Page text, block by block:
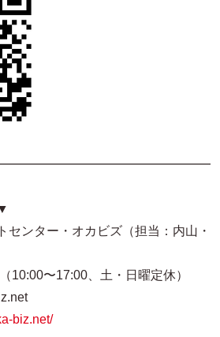
▼
センター・オカビズ（担当：内山・
10:00〜17:00、土・日曜定休）
biz.net/